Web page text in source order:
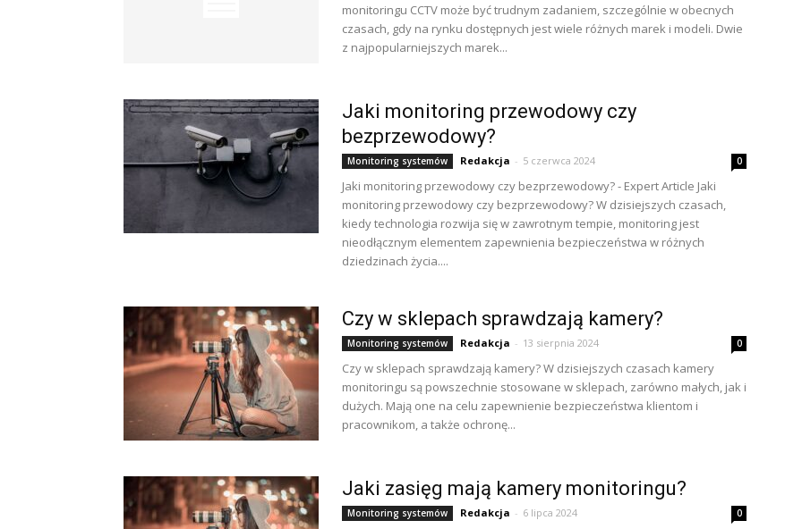
monitoringu CCTV może być trudnym zadaniem, szczególnie w obecnych
czasach, gdy na rynku dostępnych jest wiele różnych marek i modeli. Dwie
z najpopularniejszych marek...
Jaki monitoring przewodowy czy
bezprzewodowy?
Monitoring systemów Redakcja - 5 czerwca 2024 0
Jaki monitoring przewodowy czy bezprzewodowy? - Expert Article Jaki
monitoring przewodowy czy bezprzewodowy? W dzisiejszych czasach,
kiedy technologia rozwija się w zawrotnym tempie, monitoring jest
nieodłącznym elementem zapewnienia bezpieczeństwa w różnych
dziedzinach życia....
Czy w sklepach sprawdzają kamery?
Monitoring systemów Redakcja - 13 sierpnia 2024 0
Czy w sklepach sprawdzają kamery? W dzisiejszych czasach kamery
monitoringu są powszechnie stosowane w sklepach, zarówno małych, jak i
dużych. Mają one na celu zapewnienie bezpieczeństwa klientom i
pracownikom, a także ochronę...
Jaki zasięg mają kamery monitoringu?
Monitoring systemów Redakcja - 6 lipca 2024 0